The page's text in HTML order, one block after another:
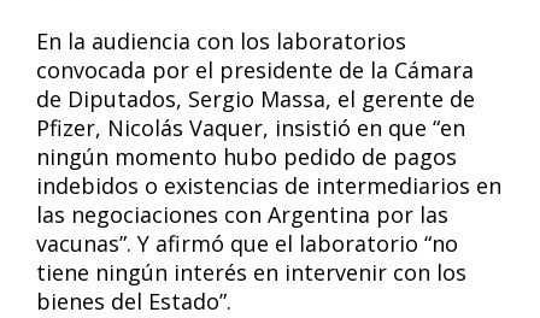
En la audiencia con los laboratorios
convocada por el presidente de la Cámara
de Diputados, Sergio Massa, el gerente de
Pfizer, Nicolás Vaquer, insistió en que “en
ningún momento hubo pedido de pagos
indebidos o existencias de intermediarios en
las negociaciones con Argentina por las
vacunas”. Y afirmó que el laboratorio “no
tiene ningún interés en intervenir con los
bienes del Estado”.